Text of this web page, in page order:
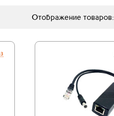
Отображение товаров: